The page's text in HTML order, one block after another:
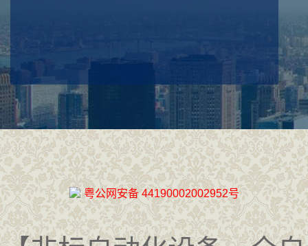
粤公网安备 44190002002952号